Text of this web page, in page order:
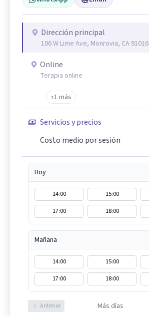
Dirección principal
106 W Lime Ave, Monrovia, CA 91016
Online
Terapia online
+1 más
Servicios y precios
Costo medio por sesión
Hoy
14:00 15:00
17:00
18:00
Mañana
14:00 15:00
17:00
18:00
Anterior Más días